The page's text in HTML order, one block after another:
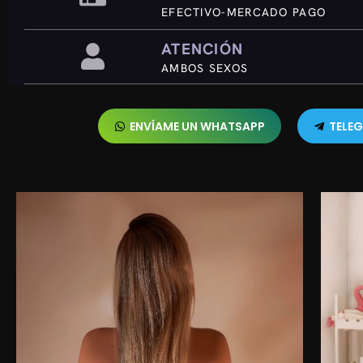
EFECTIVO-MERCADO PAGO
ATENCIÓN
AMBOS SEXOS
ENVÍAME UN WHATSAPP